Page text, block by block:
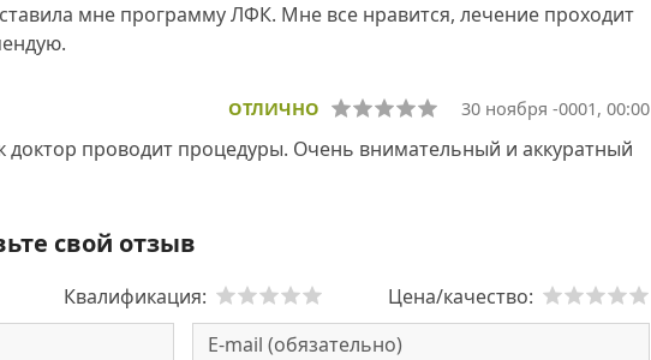
мне программу ЛФК. Мне все нравится, лечение проходит
ОТЛИЧНО 30 ноября -0001, 00:00
доктор проводит процедуры. Очень внимательный и аккуратный
свой отзыв
Квалификация: Цена/качество: